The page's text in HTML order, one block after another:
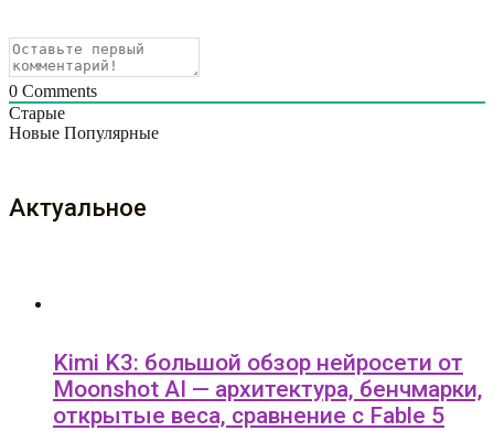
0 Comments
Старые
Новые Популярные
Актуальное
Kimi K3: большой обзор нейросети от
Moonshot AI — архитектура, бенчмарки,
открытые веса, сравнение с Fable 5